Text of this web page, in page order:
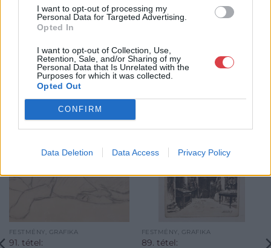
I want to opt-out of processing my
Personal Data for Targeted Advertising.
Opted In
I want to opt-out of Collection, Use,
Retention, Sale, and/or Sharing of my
Personal Data that Is Unrelated with the
Purposes for which it was collected.
Opted Out
CONFIRM
Data Deletion Data Access Privacy Policy
KAPCSOLÓDÓ MŰTÁRGYAK
FESTMÉNY, GRAFIKA
91. tétel:
FESTMÉNY, GRAFIKA
89. tétel: